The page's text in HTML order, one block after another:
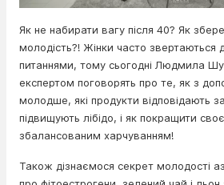
Як не набирати вагу після 40? Як
молодість?! Жінки часто звертаються
питаннями, тому сьогодні Людмила
експертом поговорять про те, як з
молодше, які продукти відповідають
підвищують лібідо, і як покращити
збалансованим харчуванням!
Також дізнаємося секрет молодості